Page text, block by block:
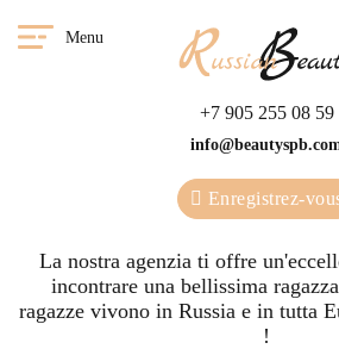
Menu
+7 905 255 08 59
Enregistrez-
La nostra agenzia ti offre
incontrare una bellissima
ragazze vivono in Russia e in tutta
!